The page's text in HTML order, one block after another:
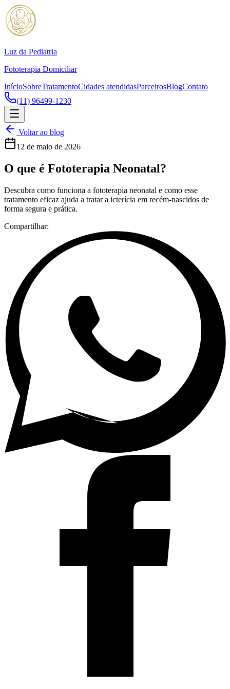
Luz da Pediatria
Fototerapia Domiciliar
InícioSobreTratamentoCidades atendidasParceirosBlogContato
(11) 96499-1230
Voltar ao blog
12 de maio de 2026
O que é Fototerapia Neonatal?
Descubra como funciona a fototerapia neonatal e como esse
tratamento eficaz ajuda a tratar a icterícia em recém-nascidos de
forma segura e prática.
Compartilhar: